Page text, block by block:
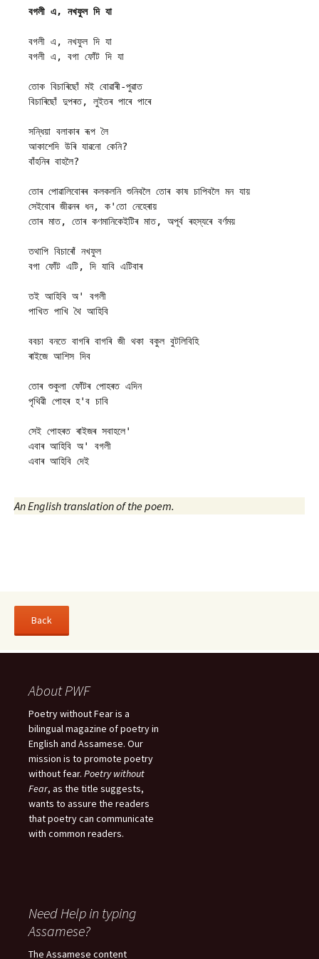
বগলী এ, নখফুল দি যা
বগলী এ, নখফুল দি যা
বগলী এ, বগা ফোঁট দি যা
তোক বিচাৰিছোঁ মই বোৱাৰী-পুৱাত
বিচাৰিছোঁ দুপৰত, লুইতৰ পাৰে পাৰে
সন্ধিয়া বলাকাৰ ৰূপ লৈ
আকাশেদি উৰি যাৱনো কেনি?
বাঁহনিৰ বাহলৈ?
তোৰ পোৱালিবোৰৰ কলকলনি শুনিবলৈ তোৰ কাষ চাপিবলৈ মন যায়
সেইবোৰ জীৱনৰ ধন, ক'তো নেহেৰায়
তোৰ মাত, তোৰ কণমানিকেইটিৰ মাত, অপূৰ্ব ৰহস্যৰে বৰ্ণময়
তথাপি বিচাৰোঁ নখফুল
বগা ফোঁট এটি, দি যাবি এটিবাৰ
তই আহিবি অ' বগলী
পাখিত পাখি থৈ আহিবি
ববচা বনতে বাগৰি বাগৰি জী থকা বকুল বুটলিবিহি
ৰাইজে আশিস দিব
তোৰ শুকুলা ফোঁটৰ পোহৰত এদিন
পৃথিৱী পোহৰ হ'ব চাবি
সেই পোহৰত ৰাইজৰ সবাহলে'
এবাৰ আহিবি অ' বগলী
An English translation of the poem.
About PWF
Poetry without Fear is a
bilingual magazine of poetry in
English and Assamese. Our
mission is to promote poetry
without fear. Poetry without
Fear, as the title suggests,
wants to assure the readers
that poetry can communicate
with common readers.
Need Help in typing
Assamese?
The Assamese content